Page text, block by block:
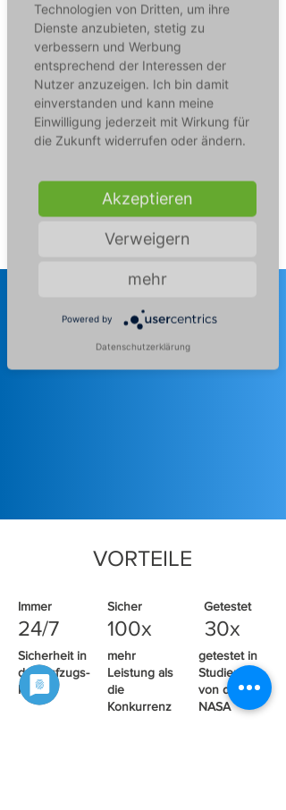
Nahezu Geräuschlos werden Keime aller Art,
wie Pilze, Bakterien und Viren, oder auch
Feinstaub und Pollen ohne Chemie oder
sonstige Abfallprodukte effizient zerstört.
Auch Gerüche und flüchtige organische
Verbindungen sind innerhalb kürzester Zeit
aus der Lust verschwunden.
ein Fenster geöffnet.
Anfrage starten
SO FUNKTIONIERT'S
VORTEILE
Immer
24/7
Sicherheit in
der Aufzugs-
kabine
Sicher
100x
mehr
Leistung als
die
Konkurrenz
Getestet
30x
getestet in
Studien u.a.
von der
NASA
Technologien von Dritten, um ihre
Dienste anzubieten, stetig zu
verbessern und Werbung
entsprechend der Interessen der
Nutzer anzuzeigen. Ich bin damit
einverstanden und kann meine
Einwilligung jederzeit mit Wirkung für
die Zukunft widerrufen oder ändern.
Akzeptieren
Verweigern
mehr
Powered by
Datenschutzerklärung